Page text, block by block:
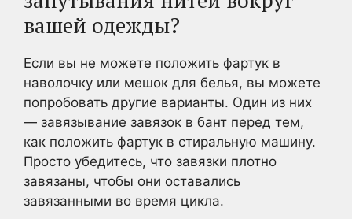
вашей одежды?
Если вы не можете положить фартук в
наволочку или мешок для белья, вы можете
попробовать другие варианты. Один из них
— завязывание завязок в бант перед тем,
как положить фартук в стиральную машину.
Просто убедитесь, что завязки плотно
завязаны, чтобы они оставались
завязанными во время цикла.